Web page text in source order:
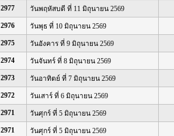
2977 วันพฤหัสบดี ที่ 11 มิถุนายน 2569
2976 วันพุธ ที่ 10 มิถุนายน 2569
2975 วันอังคาร ที่ 9 มิถุนายน 2569
2974 วันจันทร์ ที่ 8 มิถุนายน 2569
2973 วันอาทิตย์ ที่ 7 มิถุนายน 2569
2972 วันเสาร์ ที่ 6 มิถุนายน 2569
2971 วันศุกร์ ที่ 5 มิถุนายน 2569
2971 วันศุกร์ ที่ 5 มิถุนายน 2569